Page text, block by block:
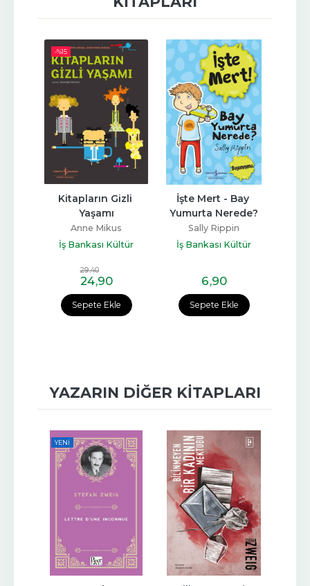
-%15
Sepete Ekle
Kitapların Gizli
Yaşamı
Anne Mikus
İş Bankası Kültür
29,40
24,90
Sepete Ekle
İşte Mert - Bay
Yumurta Nerede?
Sally Rippin
İş Bankası Kültür
6,90
YAZARIN DIĞER KITAPLARI
YENI